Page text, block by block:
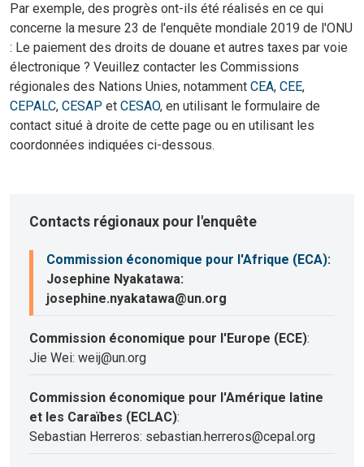
Par exemple, des progrès ont-ils été réalisés en ce qui
concerne la mesure 23 de l'enquête mondiale 2019 de l'ONU
: Le paiement des droits de douane et autres taxes par voie
électronique ? Veuillez contacter les Commissions
régionales des Nations Unies, notamment CEA, CEE,
CEPALC, CESAP et CESAO, en utilisant le formulaire de
contact situé à droite de cette page ou en utilisant les
coordonnées indiquées ci-dessous.
Contacts régionaux pour l'enquête
Commission économique pour l'Afrique (ECA):
Josephine Nyakatawa:
josephine.nyakatawa@un.org
Commission économique pour l'Europe (ECE):
Jie Wei: weij@un.org
Commission économique pour l'Amérique latine
et les Caraïbes (ECLAC):
Sebastian Herreros: sebastian.herreros@cepal.org